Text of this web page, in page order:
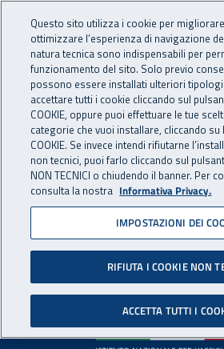
INAIL - Istituto
Navigazione
Pagina non
Il contenuto non è stato trovato.
navigazione è possibile ritornare alla
Footer
Questo sito utilizza i cookie per
ottimizzare l’esperienza di navigazione
natura tecnica sono indispensabili per
funzionamento del sito. Solo previo
possono essere installati ulteriori
accettare tutti i cookie cliccando sul
COOKIE, oppure puoi effettuare le tue
categorie che vuoi installare, cliccando su
COOKIE. Se invece intendi rifiutarne
non tecnici, puoi farlo cliccando sul
NON TECNICI o chiudendo il banner. Per
consulta la nostra Informativa Privacy.
IMPOSTAZIONI DEI
RIFIUTA I COOKIE NON
ACCETTA TUTTI I